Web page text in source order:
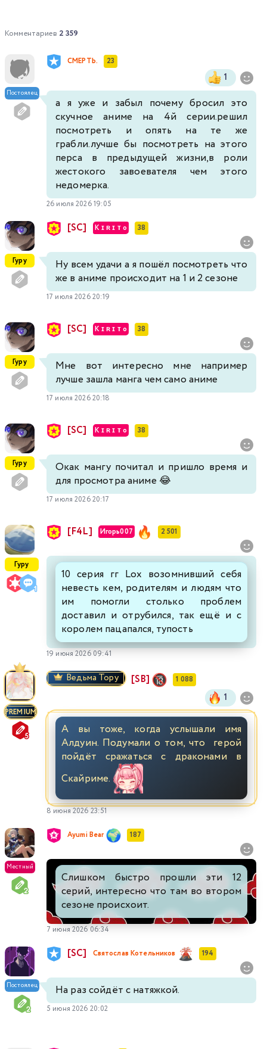
Комментариев 2 359
Постоялец
СМЕРТЬ. 23
1
а я уже и забыл почему бросил это
скучное аниме на 4й серии.решил
посмотреть и опять на те же
грабли.лучше бы посмотреть на этого
перса в предыдущей жизни,в роли
жестокого завоевателя чем этого
недомерка.
26 июля 2026 19:05
Гуру
[SC] K ɪ ʀ ɪ ᴛ o 38
Ну всем удачи а я пошёл посмотреть что
же в аниме происходит на 1 и 2 сезоне
17 июля 2026 20:19
Гуру
[SC] K ɪ ʀ ɪ ᴛ o 38
Мне вот интересно мне например
лучше зашла манга чем само аниме
17 июля 2026 20:18
Гуру
[SC] K ɪ ʀ ɪ ᴛ o 38
Окак мангу почитал и пришло время и
для просмотра аниме 😂
17 июля 2026 20:17
Гуру
[F4L] Игорь007 2 501
10 серия гг Loх возомнивший себя
невесть кем, родителям и людям что
им помогли столько проблем
доставил и отрубился, так ещё и с
королем пацапался, тупость
19 июня 2026 09:41
PREMIUM
Ведьма Тору [SB] 1 088
1
А вы тоже, когда услышали имя
Алдуин. Подумали о том, что герой
пойдёт сражаться с драконами в
Скайриме.
8 июня 2026 23:51
Местный
Ayumi Bear 187
Слишком быстро прошли эти 12
серий, интересно что там во втором
сезоне происхоит.
7 июня 2026 06:34
Постоялец
[SC] Святослав Котельников 194
На раз сойдёт с натяжкой.
5 июня 2026 20:02